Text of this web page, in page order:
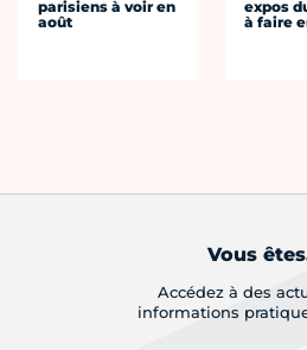
parisiens à voir en
août
expos
à faire
Vous
Accédez à des
informations